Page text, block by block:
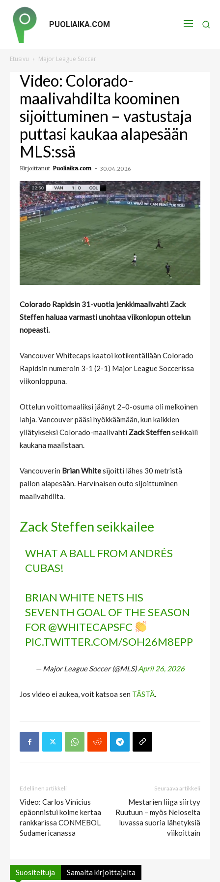
PUOLIAIKA.COM
Etusivu Major League Soccer
Video: Colorado-
maalivahdilta koominen
sijoittuminen – vastustaja
puttasi kaukaa alapesään
MLS:ssä
Kirjoittanut Puoliaika.com - 30.04.2026
Colorado Rapidsin 31-vuotia jenkkimaalivahti Zack
Steffen haluaa varmasti unohtaa viikonlopun ottelun
nopeasti.
Vancouver Whitecaps kaatoi kotikentällään Colorado
Rapidsin numeroin 3-1 (2-1) Major League Soccerissa
viikonloppuna.
Ottelun voittomaaliksi jäänyt 2–0-osuma oli melkoinen
lahja. Vancouver pääsi hyökkäämään, kun kaikkien
yllätykseksi Colorado-maalivahti Zack Steffenseikkaili
kaukana maalistaan.
Vancouverin Brian Whitesijoitti lähes 30 metristä
pallon alapesään. Harvinaisen outo sijoittuminen
maalivahdilta.
Zack Steffen seikkailee
WHAT A BALL FROM ANDRÉS
CUBAS!
BRIAN WHITE NETS HIS
SEVENTH GOAL OF THE SEASON
FOR @WHITECAPSFC
PIC.TWITTER.COM/SOH26M8EPP
— Major League Soccer (@MLS)April 26, 2026
Jos video ei aukea, voit katsoa sen TÄSTÄ.
Edellinen artikkeli
Video: Carlos Vinicius
epäonnistui kolme kertaa
rankkarissa CONMEBOL
Sudamericanassa
Seuraava artikkeli
Mestarien liiga siirtyy
Ruutuun – myös Neloselta
luvassa suoria lähetyksiä
viikoittain
Suositeltuja Samalta kirjoittajalta